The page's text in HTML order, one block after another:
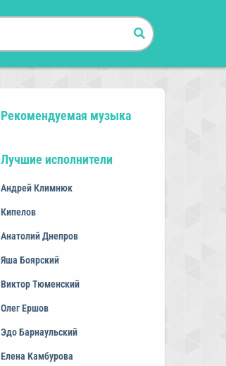
Рекомендуемая музыка
Лучшие исполнители
Андрей Климнюк
Кипелов
Анатолий Днепров
Яша Боярский
Виктор Тюменский
Олег Ершов
Эдо Барнаульский
Елена Камбурова